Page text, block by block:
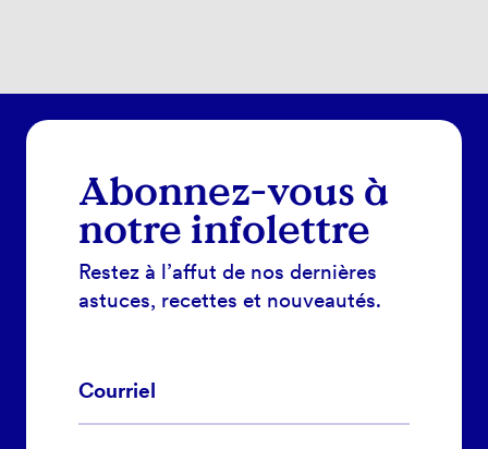
Abonnez-vous à
notre infolettre
Restez à l’affut de nos dernières
astuces, recettes et nouveautés.